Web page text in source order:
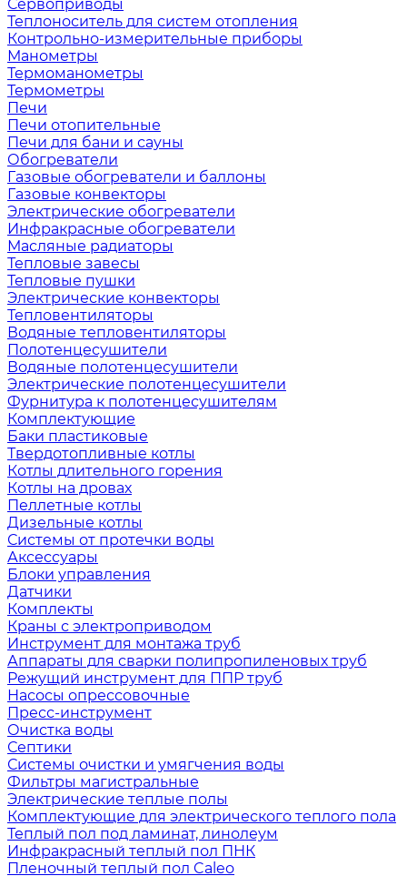
Сервоприводы
Теплоноситель для систем отопления
Контрольно-измерительные приборы
Манометры
Термоманометры
Термометры
Печи
Печи отопительные
Печи для бани и сауны
Обогреватели
Газовые обогреватели и баллоны
Газовые конвекторы
Электрические обогреватели
Инфракрасные обогреватели
Масляные радиаторы
Тепловые завесы
Тепловые пушки
Электрические конвекторы
Тепловентиляторы
Водяные тепловентиляторы
Полотенцесушители
Водяные полотенцесушители
Электрические полотенцесушители
Фурнитура к полотенцесушителям
Комплектующие
Баки пластиковые
Твердотопливные котлы
Котлы длительного горения
Котлы на дровах
Пеллетные котлы
Дизельные котлы
Системы от протечки воды
Аксессуары
Блоки управления
Датчики
Комплекты
Краны с электроприводом
Инструмент для монтажа труб
Аппараты для сварки полипропиленовых труб
Режущий инструмент для ППР труб
Насосы опрессовочные
Пресс-инструмент
Очистка воды
Септики
Системы очистки и умягчения воды
Фильтры магистральные
Электрические теплые полы
Комплектующие для электрического теплого пола
Теплый пол под ламинат, линолеум
Инфракрасный теплый пол ПНК
Пленочный теплый пол Caleo